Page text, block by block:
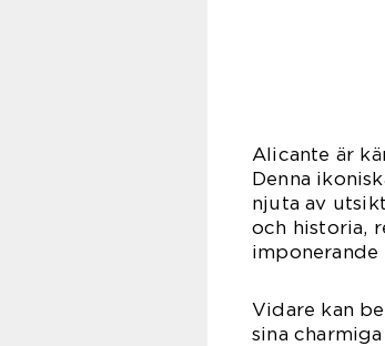
Alicante är
Denna
njuta av
och historia,
Vidare kan
sina